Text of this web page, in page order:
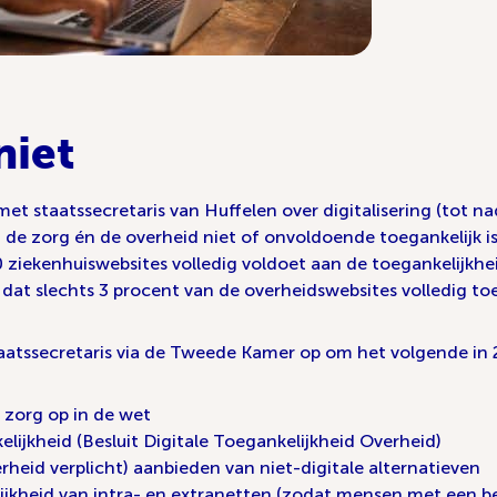
staatssecretaris van Huffelen over digitalisering (tot
zorg én de overheid niet of onvoldoende toegankelijk
volledig voldoet aan de
slechts 3 procent van de overheidswebsites volledig
via de Tweede Kamer op om het volgende in
op in de wet
(Besluit Digitale Toegankelijkheid Overheid)
verplicht) aanbieden van niet-digitale alternatieven